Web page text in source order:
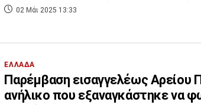
02 Μάι 2025 13:33
ΕΛΛΑΔΑ
Παρέμβαση εισαγγελέως Αρείου
ανήλικο που εξαναγκάστηκε να